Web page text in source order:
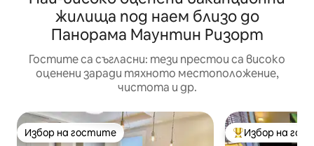
жилища под наем близо до
Панорама Маунтин Ризорт
Гостите са съгласни: тези престои са високо
оценени заради тяхното местоположение,
чистота и др.
Избор на гостите
Избор на гостите Най-популярен
Избор на